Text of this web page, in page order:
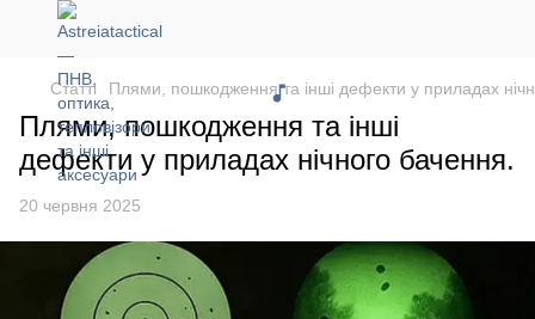
Статті Плями, пошкодження та інші дефекти у приладах
Плями, пошкодження та інші
дефекти у приладах нічного бачення.
20 червня 2025